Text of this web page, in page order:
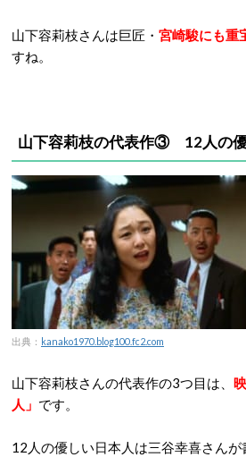
山下容莉枝さんは巨匠・ 宮崎駿にも重
すね。
山下容莉枝の代表作③ 12人の
出典： kanako1970.blog100.fc2.com
山下容莉枝さんの代表作の3つ目は、
人」 です。
12人の優しい日本人は三谷幸喜さんが